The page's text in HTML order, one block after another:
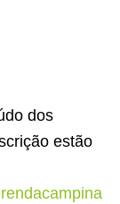
dos
estão